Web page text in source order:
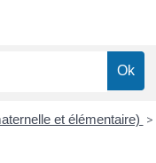
et élémentaire) >